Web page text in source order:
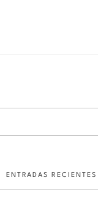
ENTRADAS RECIENTES